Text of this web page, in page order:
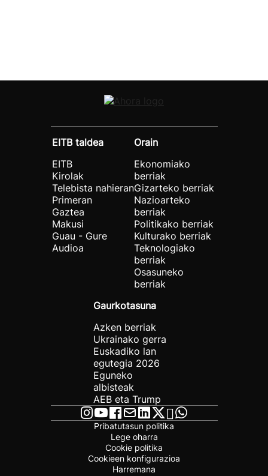
EITB taldea
EITB
Kirolak
Telebista nahieran
Primeran
Gaztea
Makusi
Guau - Gure
Audioa
Orain
Ekonomiako
berriak
Gizarteko berriak
Nazioarteko
berriak
Politikako berriak
Kulturako berriak
Teknologiako
berriak
Osasuneko
berriak
Gaurkotasuna
Azken berriak
Ukrainako gerra
Euskadiko lan
egutegia 2026
Eguneko
albisteak
AEB eta Trump
Pribatutasun politika
Lege oharra
Cookie politika
Cookieen konfigurazioa
Harremana